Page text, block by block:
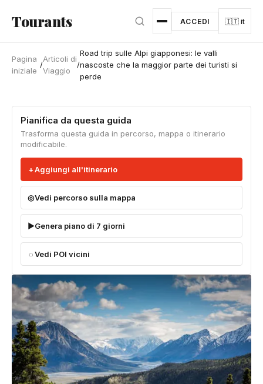
Tourants ACCEDI 🇮🇹 it
Pagina
iniziale
/
Articoli di
Viaggio
/
Road trip sulle Alpi giapponesi: le valli
nascoste che la maggior parte dei turisti si
perde
Pianifica da questa guida
Trasforma questa guida in percorso, mappa o itinerario
modificabile.
Aggiungi all'itinerario
Vedi percorso sulla mappa
Genera piano di 7 giorni
Vedi POI vicini